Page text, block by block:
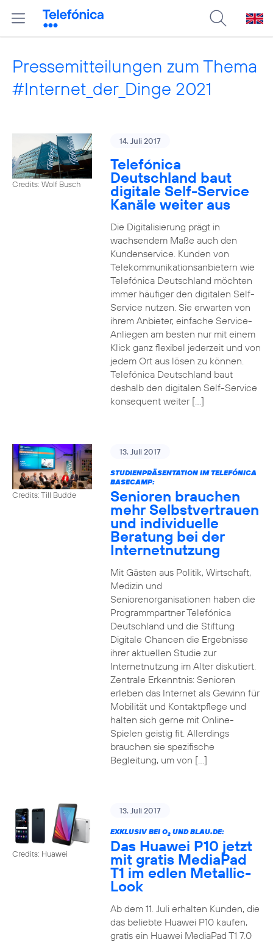
Pressemitteilungen zum Thema
#Internet_der_Dinge 2021
Credits: Wolf Busch
14. Juli 2017
Telefónica
Deutschland baut
digitale Self-Service
Kanäle weiter aus
Die Digitalisierung prägt in
wachsendem Maße auch den
Kundenservice. Kunden von
Telekommunikationsanbietern wie
Telefónica Deutschland möchten
immer häufiger den digitalen Self-
Service nutzen. Sie erwarten von
ihrem Anbieter, einfache Service-
Anliegen am besten nur mit einem
Klick ganz flexibel jederzeit und von
jedem Ort aus lösen zu können.
Telefónica Deutschland baut
deshalb den digitalen Self-Service
konsequent weiter […]
Credits: Till Budde
13. Juli 2017
STUDIENPRÄSENTATION IM TELEFÓNICA
BASECAMP:
Senioren brauchen
mehr Selbstvertrauen
und individuelle
Beratung bei der
Internetnutzung
Mit Gästen aus Politik, Wirtschaft,
Medizin und
Seniorenorganisationen haben die
Programmpartner Telefónica
Deutschland und die Stiftung
Digitale Chancen die Ergebnisse
ihrer aktuellen Studie zur
Internetnutzung im Alter diskutiert.
Zentrale Erkenntnis: Senioren
erleben das Internet als Gewinn für
Mobilität und Kontaktpflege und
halten sich gerne mit Online-
Spielen geistig fit. Allerdings
brauchen sie spezifische
Begleitung, um von […]
Credits: Huawei
13. Juli 2017
EXKLUSIV BEI O2UND BLAU.DE:
Das Huawei P10 jetzt
mit gratis MediaPad
T1 im edlen Metallic-
Look
Ab dem 11. Juli erhalten Kunden, die
das beliebte Huawei P10 kaufen,
gratis ein Huawei MediaPad T1 7.0